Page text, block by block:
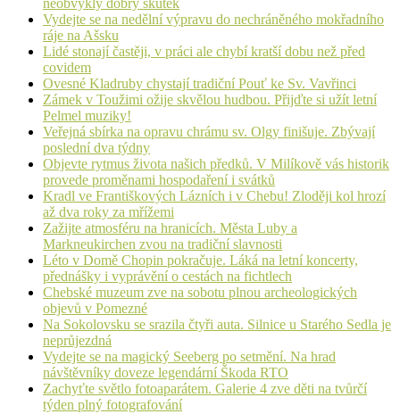
neobvyklý dobrý skutek
Vydejte se na nedělní výpravu do nechráněného mokřadního
ráje na Ašsku
Lidé stonají častěji, v práci ale chybí kratší dobu než před
covidem
Ovesné Kladruby chystají tradiční Pouť ke Sv. Vavřinci
Zámek v Toužimi ožije skvělou hudbou. Přijďte si užít letní
Pelmel muziky!
Veřejná sbírka na opravu chrámu sv. Olgy finišuje. Zbývají
poslední dva týdny
Objevte rytmus života našich předků. V Milíkově vás historik
provede proměnami hospodaření i svátků
Kradl ve Františkových Lázních i v Chebu! Zloději kol hrozí
až dva roky za mřížemi
Zažijte atmosféru na hranicích. Města Luby a
Markneukirchen zvou na tradiční slavnosti
Léto v Domě Chopin pokračuje. Láká na letní koncerty,
přednášky i vyprávění o cestách na fichtlech
Chebské muzeum zve na sobotu plnou archeologických
objevů v Pomezné
Na Sokolovsku se srazila čtyři auta. Silnice u Starého Sedla je
neprůjezdná
Vydejte se na magický Seeberg po setmění. Na hrad
návštěvníky doveze legendární Škoda RTO
Zachyťte světlo fotoaparátem. Galerie 4 zve děti na tvůrčí
týden plný fotografování